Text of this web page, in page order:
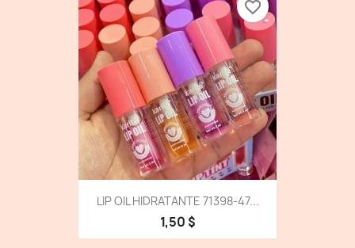
LIP OIL HIDRATANTE 71398-47...
1,50 $
favorite_border